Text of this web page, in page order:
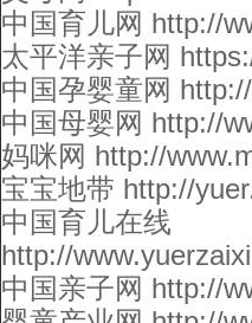
中国育儿网 http://
太平洋亲子网
中国孕婴童网
中国母婴网 http://
妈咪网 http://
宝宝地带 http://
中国育儿在线
http://
中国亲子网 http://